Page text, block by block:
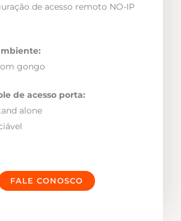
de acesso remoto NO-IP
gongo
de acesso porta:
alone
FALE CONOSCO